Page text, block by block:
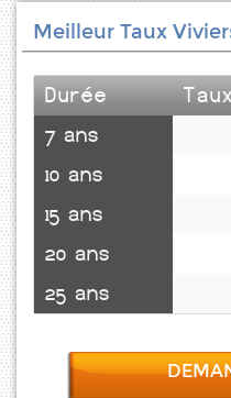
Meilleur Taux
Durée
7 ans
10 ans
15 ans
20 ans
25 ans